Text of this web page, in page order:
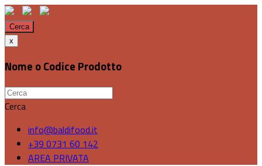
Cerca
x
Nome o Codice Prodotto
Cerca
info@baldifood.it
+39 0731 60 142
AREA PRIVATA